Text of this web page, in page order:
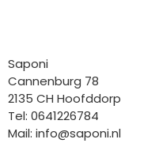
Saponi
Cannenburg 78
2135 CH Hoofddorp
Tel: 0641226784
Mail: info@saponi.nl